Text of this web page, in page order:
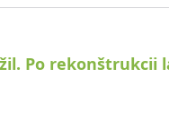
Po rekonštrukcii